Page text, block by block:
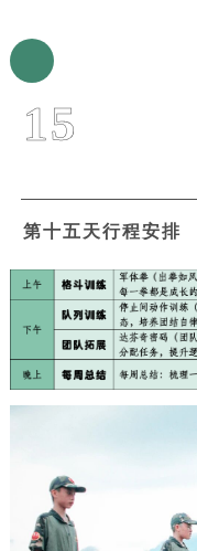
15
第十五天行程安排